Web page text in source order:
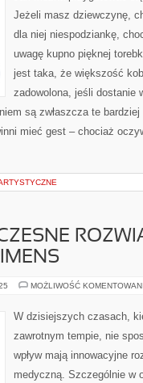
Jeżeli masz dziewczynę,
dla niej niespodziankę,
uwagę kupno pięknej
jest taka, że większość
zadowolona, jeśli dostanie
są zwłaszcza te
mieć gest – chociaż
MOŻLIWOŚĆ
W dzisiejszych czasach,
zawrotnym tempie, nie
wpływ mają innowacyjne
medyczną. Szczególnie w